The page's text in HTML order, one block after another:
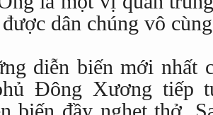
dân chúng vô
diễn biến mới nhất
Đông Xương tiếp